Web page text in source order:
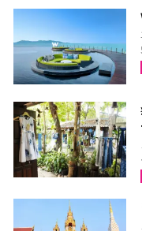
カオラック（パンガー
ナラーティワート
パッターニー
ソンクラー
ヤラー